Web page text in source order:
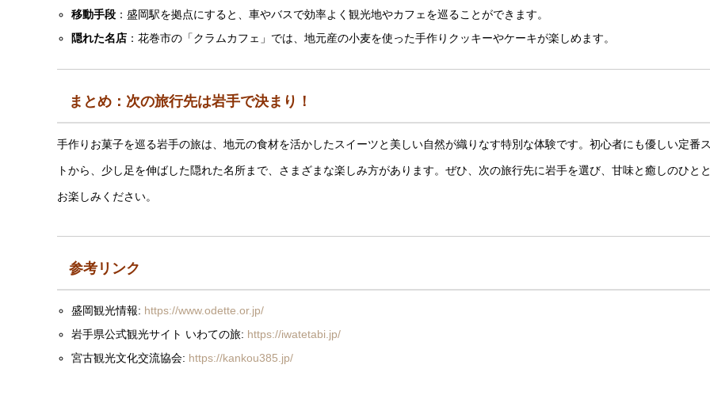
移動手段 ：盛岡駅を拠点にすると、車やバスで効率よく観光地やカフェを巡ることができます。
隠れた名店 ：花巻市の「クラムカフェ」では、地元産の小麦を使った手作りクッキーやケーキが楽しめます。
まとめ：次の旅行先は岩手で決まり！
手作りお菓子を巡る岩手の旅は、地元の食材を活かしたスイーツと美しい自然が織りなす特別な体験です。初心者にも優しい定番
トから、少し足を伸ばした隠れた名所まで、さまざまな楽しみ方があります。ぜひ、次の旅行先に岩手を選び、甘味と癒しのひと
お楽しみください。
参考リンク
盛岡観光情報: https://www.odette.or.jp/
岩手県公式観光サイト いわての旅: https://iwatetabi.jp/
宮古観光文化交流協会: https://kankou385.jp/